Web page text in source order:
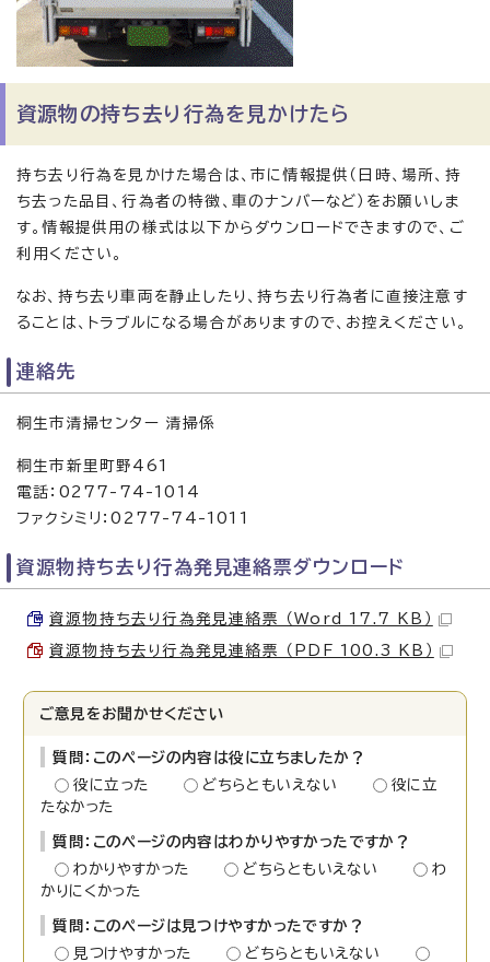
資源物の持ち去り行為を見かけたら
持ち去り行為を見かけた場合は、市に情報提供（日時、場所、持
ち去った品目、行為者の特徴、車のナンバーなど）をお願いしま
す。情報提供用の様式は以下からダウンロードできますので、ご
利用ください。
なお、持ち去り車両を静止したり、持ち去り行為者に直接注意す
ることは、トラブルになる場合がありますので、お控えください。
連絡先
桐生市清掃センター 清掃係
桐生市新里町野461
電話：0277-74-1014
ファクシミリ：0277-74-1011
資源物持ち去り行為発見連絡票ダウンロード
資源物持ち去り行為発見連絡票 （Word 17.7 KB）
資源物持ち去り行為発見連絡票 （PDF 100.3 KB）
ご意見をお聞かせください
質問：このページの内容は役に立ちましたか？
役に立った
どちらともいえない
役に立
たなかった
質問：このページの内容はわかりやすかったですか？
わかりやすかった
どちらともいえない
わ
かりにくかった
質問：このページは見つけやすかったですか？
見つけやすかった
どちらともいえない